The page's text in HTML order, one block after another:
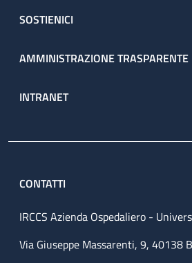
SOSTIENICI
AMMINISTRAZIONE TRASPARENTE
INTRANET
CONTATTI
IRCCS Azienda Ospedaliero -
Via Giuseppe Massarenti, 9, 40138